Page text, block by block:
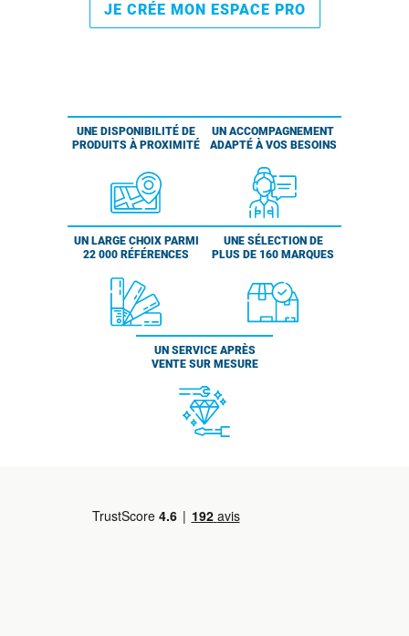
JE CRÉE MON ESPACE PRO
UNE DISPONIBILITÉ DE
PRODUITS À PROXIMITÉ
UN ACCOMPAGNEMENT
ADAPTÉ À VOS BESOINS
UN LARGE CHOIX PARMI
22 000 RÉFÉRENCES
UNE SÉLECTION DE
PLUS DE 160 MARQUES
UN SERVICE APRÈS
VENTE SUR MESURE